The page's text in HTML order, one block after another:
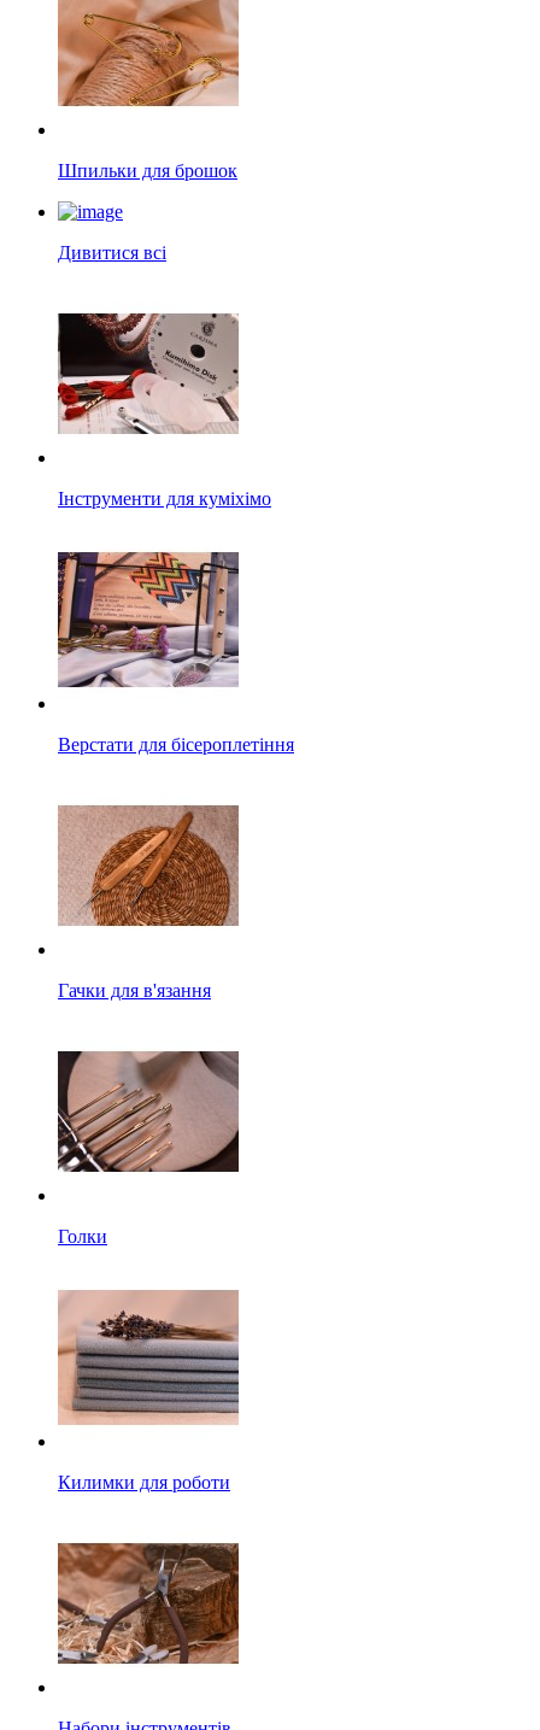
Шпильки для брошок
Дивитися всі
Інструменти для куміхімо
Верстати для бісероплетіння
Гачки для в'язання
Голки
Килимки для роботи